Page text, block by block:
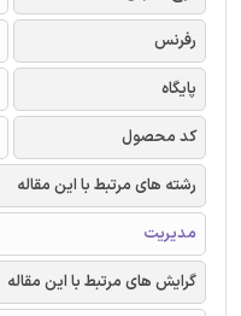
رفرنس
پایگاه
کد محصول
رشته های مرتبط با این مقاله
مدیریت
گرایش های مرتبط با این مقاله